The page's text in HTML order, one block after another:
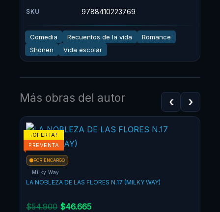
SKU 9788410223769
Comedia Recuentos de la vida
Romance
Shonen
Vida escolar
Más obras del autor ‹ ›
¡OFERTA!
PREVENTA
POR ENCARGO
Milky Way
LA NOBLEZA DE LAS FLORES N.17 (MILKY WAY)
$54.900
original
era:
$54.900.
$46.665
$46.665.